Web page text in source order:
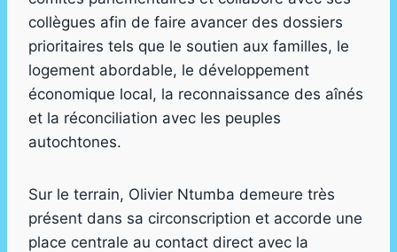
collègues afin de faire avancer des dossiers
prioritaires tels que le soutien aux familles, le
logement abordable, le développement
économique local, la reconnaissance des aînés
et la réconciliation avec les peuples
autochtones.
Sur le terrain, Olivier Ntumba demeure très
présent dans sa circonscription et accorde une
place centrale au contact direct avec la